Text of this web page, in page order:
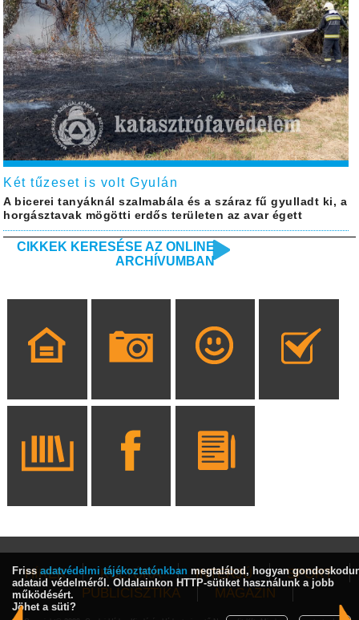
Két tűzeset is volt Gyulán
A bicerei tanyáknál szalmabála és a száraz fű gyulladt ki, a
horgásztavak mögötti erdős területen az avar égett
CIKKEK KERESÉSE AZ ONLINE
ARCHÍVUMBAN
HÍREK KULTÚRA INTERJÚ
SPORT
PUBLICISZTIKA
MAGAZIN
Friss adatvédelmi tájékoztatónkban megtalálod, hogyan
adataid védelméről. Oldalainkon HTTP-sütiket használunk a jobb
működésért.
Jöhet a süti?